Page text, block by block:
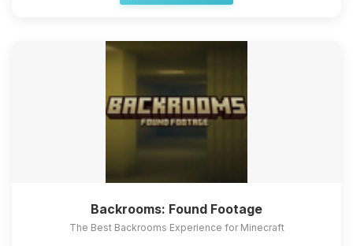
Backrooms: Found Footage
The Best Backrooms Experience for Minecraft